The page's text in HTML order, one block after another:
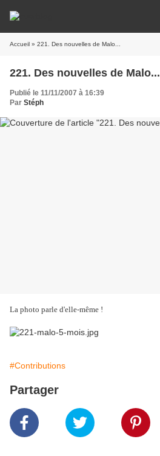
Accueil » 221. Des nouvelles de Malo...
221. Des nouvelles de Malo...
Publié le 11/11/2007 à 16:39
Par Stéph
La photo parle d'elle-même !
#Contributions
Partager